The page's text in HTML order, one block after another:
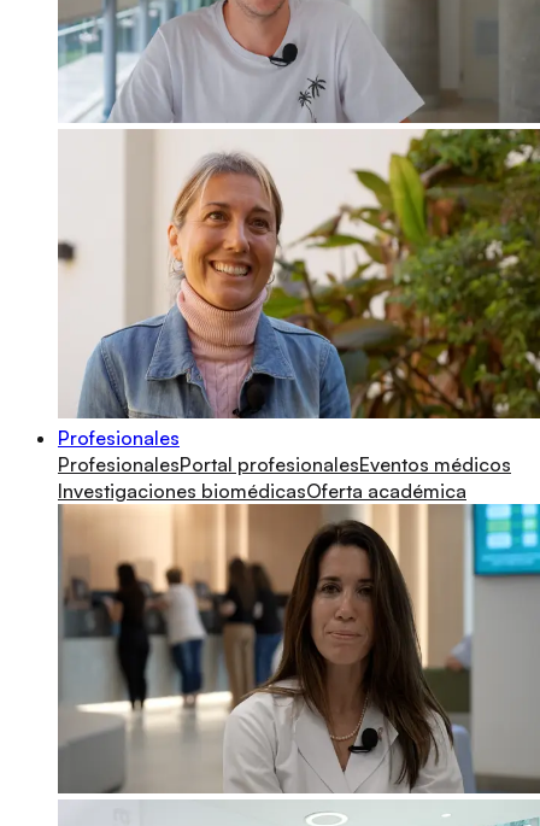
Profesionales
ProfesionalesPortal profesionalesEventos médicos
Investigaciones biomédicasOferta académica